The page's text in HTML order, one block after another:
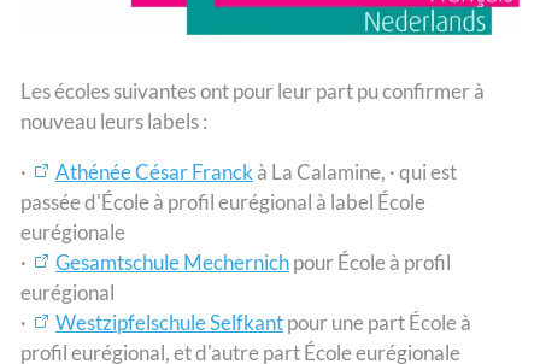
Les écoles suivantes ont pour leur part pu confirmer à
nouveau leurs labels :
·
Athénée César Franck à La Calamine, · qui est
passée d'École à profil eurégional à label École
eurégionale
·
Gesamtschule Mechernichpour École à profil
eurégional
·
Westzipfelschule Selfkantpour une part École à
profil eurégional, et d'autre part École eurégionale